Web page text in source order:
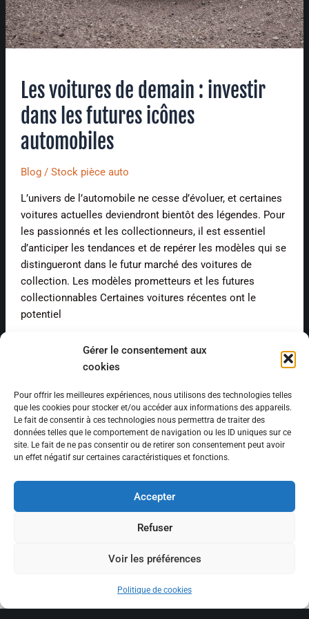
Gérer le consentement aux
cookies
Pour offrir les meilleures expériences, nous utilisons des technologies telles
que les cookies pour stocker et/ou accéder aux informations des appareils.
Le fait de consentir à ces technologies nous permettra de traiter des
données telles que le comportement de navigation ou les ID uniques sur ce
site. Le fait de ne pas consentir ou de retirer son consentement peut avoir
un effet négatif sur certaines caractéristiques et fonctions.
Accepter
Refuser
Voir les préférences
Politique de cookies
Les voitures de demain : investir
dans les futures icônes
automobiles
Blog/ Stock pièce auto
L’univers de l’automobile ne cesse d’évoluer, et certaines
voitures actuelles deviendront bientôt des légendes. Pour
les passionnés et les collectionneurs, il est essentiel
d’anticiper les tendances et de repérer les modèles qui se
distingueront dans le futur marché des voitures de
collection. Les modèles prometteurs et les futures
collectionnables Certaines voitures récentes ont le
potentiel
←Précédent 1 2 3 4 5
© 2026 Stock pièces autos | Site créé par